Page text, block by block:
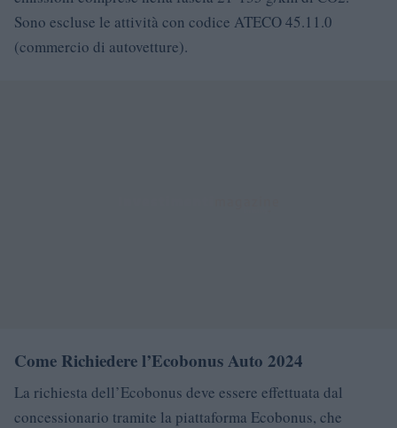
Sono escluse le attività con codice ATECO 45.11.0
(commercio di autovetture).
Come Richiedere l’Ecobonus Auto 2024
La richiesta dell’Ecobonus deve essere effettuata dal
concessionario tramite la piattaforma Ecobonus, che